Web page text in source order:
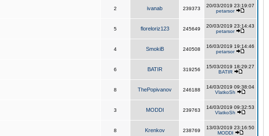
2 ivanab 239373
20/03/2019 23:19:07
petarsor
5 floreloriz123 245649
20/03/2019 23:14:43
petarsor
4 SmokiB 240508
16/03/2019 19:14:46
petarsor
6 BATIR 319256
15/03/2019 18:29:27
BATIR
8 ThePopivanov 246188
14/03/2019 09:38:04
VlatkoSh
3 MODDI 239763
14/03/2019 09:32:53
VlatkoSh
8 Krenkov 238769
13/03/2019 23:16:50
MODDI